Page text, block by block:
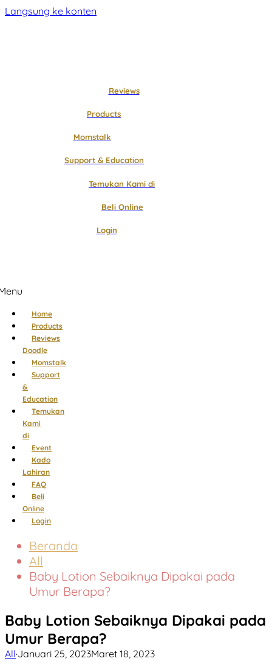
Langsung ke konten
Reviews
Products
Momstalk
Support & Education
Temukan Kami di
Beli Online
Login
Home
Products
Reviews
Doodle
Momstalk
Support
&
Education
Temukan
Kami
di
Event
Kado
Lahiran
FAQ
Beli
Online
Login
Beranda
All
Baby Lotion Sebaiknya Dipakai pada
Umur Berapa?
Baby Lotion Sebaiknya Dipakai pada
Umur Berapa?
All·Januari 25, 2023Maret 18, 2023